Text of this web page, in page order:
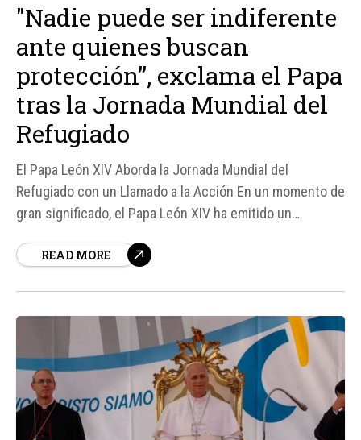
"Nadie puede ser indiferente
ante quienes buscan
protección”, exclama el Papa
tras la Jornada Mundial del
Refugiado
El Papa León XIV Aborda la Jornada Mundial del
Refugiado con un Llamado a la Acción En un momento de
gran significado, el Papa León XIV ha emitido un
del Refugiado, recordando a los líderes mundiales que
READ MORE